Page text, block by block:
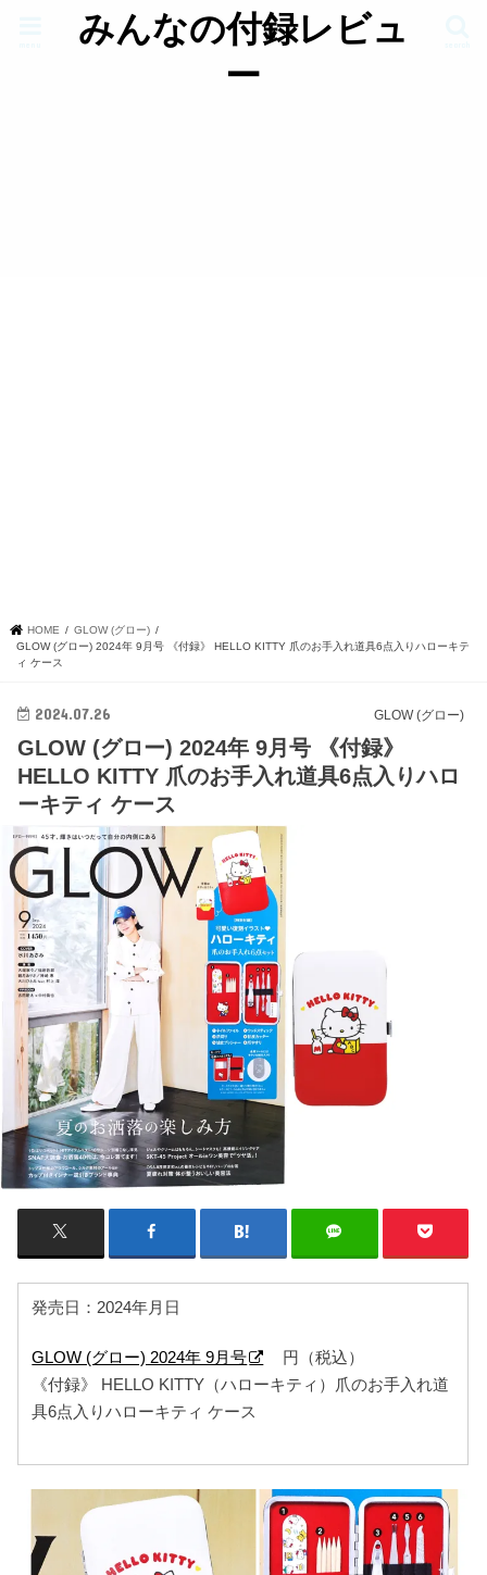
みんなの付録レビュ
ー
HOME
GLOW (グロー)
GLOW (グロー) 2024年 9月号 《付録》 HELLO KITTY 爪のお手入れ道具6点入りハローキテ
ィ ケース
GLOW (グロー)
2024.07.26
GLOW (グロー) 2024年 9月号 《付録》
HELLO KITTY 爪のお手入れ道具6点入りハロ
ーキティ ケース
発売日：2024年月日
GLOW (グロー) 2024年 9月号
円（税込）
《付録》 HELLO KITTY（ハローキティ）爪のお手入れ道
具6点入りハローキティ ケース